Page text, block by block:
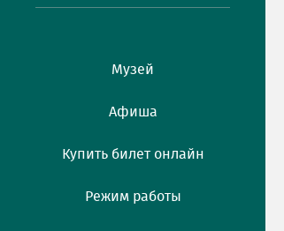
Музей
Афиша
Купить билет онлайн
Режим работы